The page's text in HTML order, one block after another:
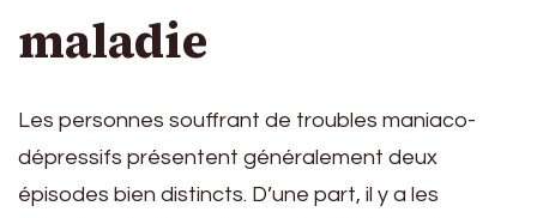
maladie
Les personnes souffrant de troubles maniaco-
dépressifs présentent généralement deux
épisodes bien distincts. D’une part, il y a les